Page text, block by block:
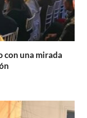
con una mirada